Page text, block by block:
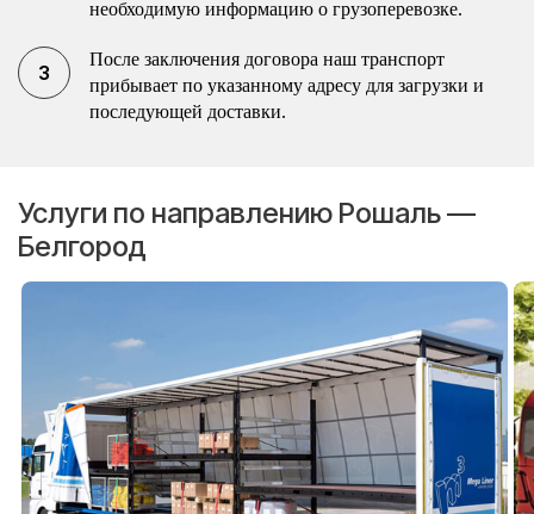
необходимую информацию о грузоперевозке.
После заключения договора наш транспорт
прибывает по указанному адресу для загрузки и
последующей доставки.
Услуги по направлению Рошаль —
Белгород